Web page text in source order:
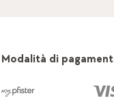
Modalità di